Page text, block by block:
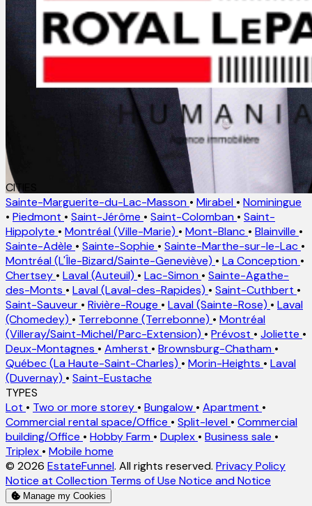
CITIES
Sainte-Marguerite-du-Lac-Masson • Mirabel • Nominingue
• Piedmont • Saint-Jérôme • Saint-Colomban • Saint-
Hippolyte • Montréal (Ville-Marie) • Mont-Blanc • Blainville •
Sainte-Adèle • Sainte-Sophie • Sainte-Marthe-sur-le-Lac •
Montréal (L'Île-Bizard/Sainte-Geneviève) • La Conception •
Chertsey • Laval (Auteuil) • Lac-Simon • Sainte-Agathe-
des-Monts • Laval (Laval-des-Rapides) • Saint-Cuthbert •
Saint-Sauveur • Rivière-Rouge • Laval (Sainte-Rose) • Laval
(Chomedey) • Terrebonne (Terrebonne) • Montréal
(Villeray/Saint-Michel/Parc-Extension) • Prévost • Joliette •
Deux-Montagnes • Amherst • Brownsburg-Chatham •
Québec (La Haute-Saint-Charles) • Morin-Heights • Laval
(Duvernay) • Saint-Eustache
TYPES
Lot • Two or more storey • Bungalow • Apartment •
Commercial rental space/Office • Split-level • Commercial
building/Office • Hobby Farm • Duplex • Business sale •
Triplex • Mobile home
© 2026 EstateFunnel. All rights reserved. Privacy Policy
Notice at Collection Terms of Use Notice and Notice
Manage my Cookies